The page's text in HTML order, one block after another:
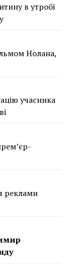
в утробі
Нолана,
учасника
реклами